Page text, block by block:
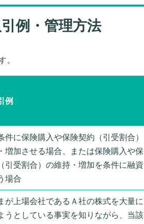
例・管理方法
。
例
件に保険購入や保険契約（引受割合）
増加させる場合、または保険購入や保
引受割合）の維持・増加を条件に融資
場合
が上場会社であるＡ社の株式を大量に
うとしている事実を知りながら、当該